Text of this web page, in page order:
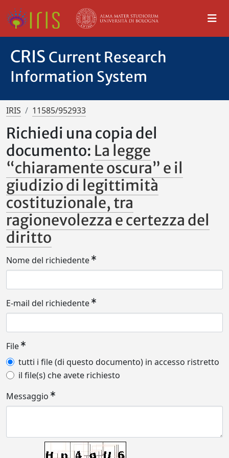
CRIS Current Research
Information System
IRIS 11585/952933
Richiedi una copia del
documento: La legge
“chiaramente oscura” e il
giudizio di legittimità
costituzionale, tra
ragionevolezza e certezza del
diritto
Nome del richiedente
E-mail del richiedente
File
tutti i file (di questo documento) in accesso ristretto
il file(s) che avete richiesto
Messaggio